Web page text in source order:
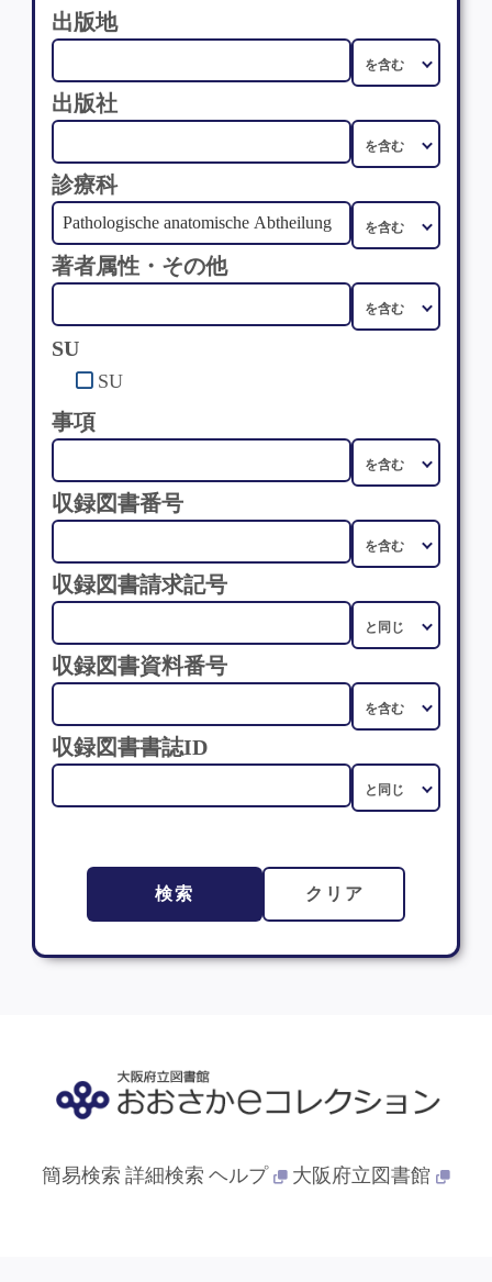
出版地
出版社
診療科
著者属性・その他
SU
SU
事項
収録図書番号
収録図書請求記号
収録図書資料番号
収録図書書誌ID
検索 クリア
簡易検索 詳細検索 ヘルプ 大阪府立図書館